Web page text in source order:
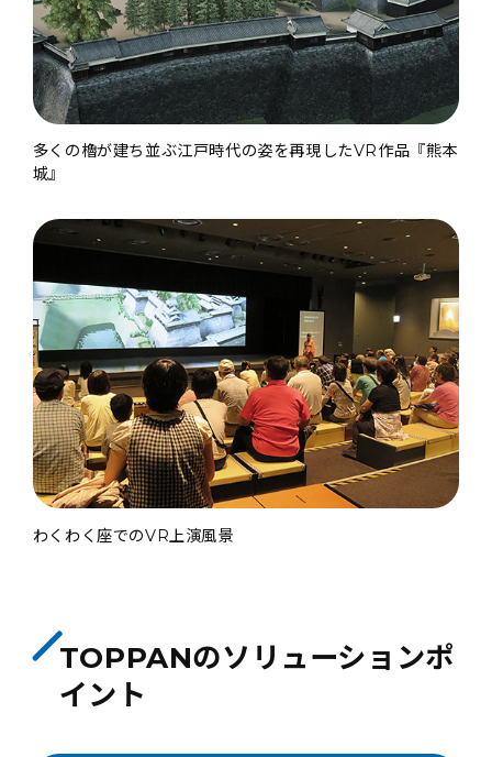
多くの櫓が建ち並ぶ江戸時代の姿を再現したVR作品『熊本
城』
わくわく座でのVR上演風景
TOPPANのソリューションポ
イント